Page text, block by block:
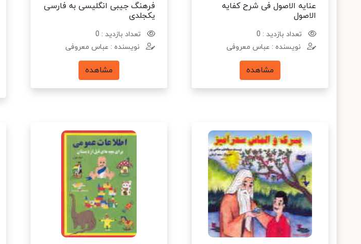
عنایه الاصول فی شرح کفایه
الاصول
تعداد بازدید : 0
نویسنده : عباس معروفی
مشاهده
فرهنگ جیبی انگلیسی به فارسی
یکجلدی
تعداد بازدید : 0
نویسنده : عباس معروفی
مشاهده